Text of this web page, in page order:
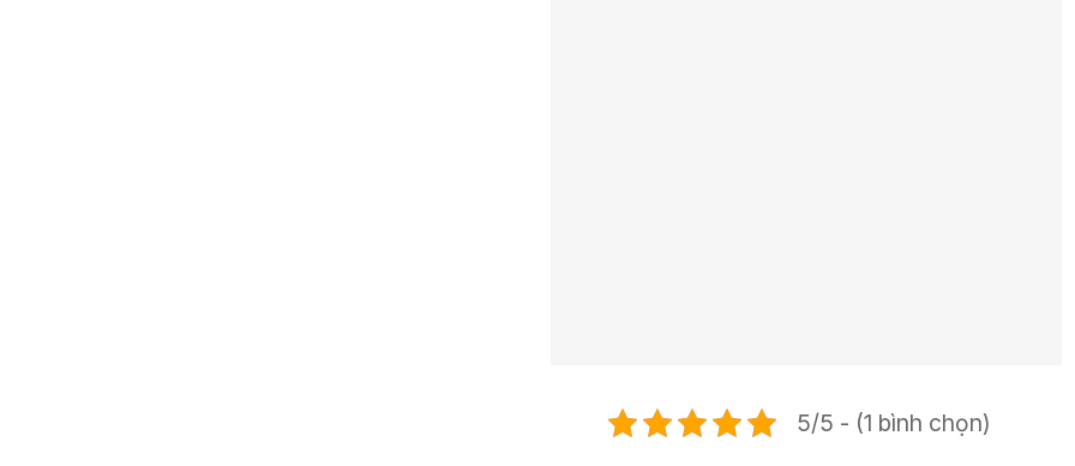
5/5 - (1 bình chọn)